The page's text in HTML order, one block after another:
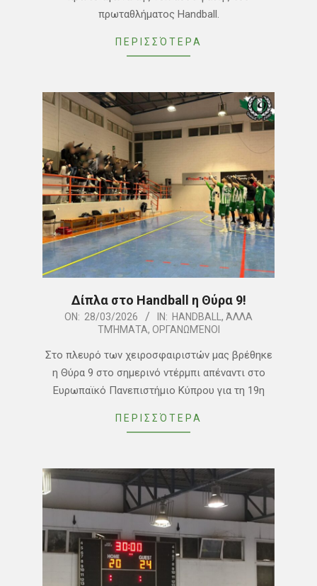
πρωταθλήματος Handball.
ΠΕΡΙΣΣΌΤΕΡΑ
Δίπλα στο Handball η Θύρα 9!
2026-
28
ON: 28/03/2026 IN: HANDBALL , ΆΛΛΑ
ΤΜΉΜΑΤΑ, ΟΡΓΑΝΩΜΈΝΟΙ
Στο πλευρό των χειροσφαιριστών μας βρέθηκε
η Θύρα 9 στο σημερινό ντέρμπι απέναντι στο
Ευρωπαϊκό Πανεπιστήμιο Κύπρου για τη 19η
ΠΕΡΙΣΣΌΤΕΡΑ